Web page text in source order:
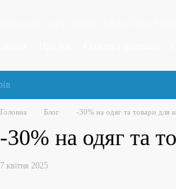
Головна Блог -30% на одяг та товари для
-30% на одяг та
7 квітня 2025